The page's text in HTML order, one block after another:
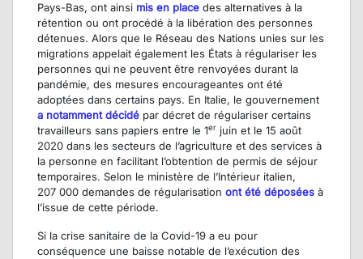
Pays-Bas, ont ainsi mis en place des alternatives à la
rétention ou ont procédé à la libération des personnes
détenues. Alors que le Réseau des Nations unies sur les
migrations appelait également les États à régulariser les
personnes qui ne peuvent être renvoyées durant la
pandémie, des mesures encourageantes ont été
adoptées dans certains pays. En Italie, le gouvernement
a notamment décidé par décret de régulariser certains
travailleurs sans papiers entre le 1er juin et le 15 août
2020 dans les secteurs de l’agriculture et des services à
la personne en facilitant l’obtention de permis de séjour
temporaires. Selon le ministère de l’Intérieur italien,
207 000 demandes de régularisation ont été déposées à
l’issue de cette période.
Si la crise sanitaire de la Covid-19 a eu pour
conséquence une baisse notable de l’exécution des